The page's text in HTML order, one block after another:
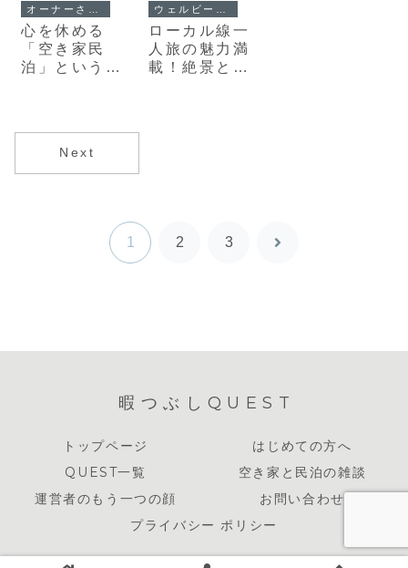
心を休める
「空き家民
泊」という選
ローカル線一
人旅の魅力満
載！絶景と地
Next
1 2 3
次
暇つぶしQUEST
トップページ
はじめての方へ
QUEST一覧
空き家と民泊の雑談
運営者のもう一つの顔
お問い合わせ
プライバシー ポリシー